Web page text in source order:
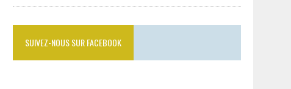
SUIVEZ-NOUS SUR FACEBOOK